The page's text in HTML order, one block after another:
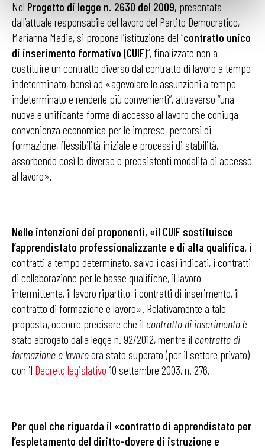
Nel Progetto di legge n. 2630 del 2009, presentata
dall’attuale responsabile del lavoro del Partito Democratico,
Marianna Madia, si propone l’istituzione del “contratto unico
di inserimento formativo (CUIF)”, finalizzato non a
costituire un contratto diverso dal contratto di lavoro a tempo
indeterminato, bensì ad «agevolare le assunzioni a tempo
indeterminato e renderle più convenienti”, attraverso “una
nuova e unificante forma di accesso al lavoro che coniuga
convenienza economica per le imprese, percorsi di
formazione, flessibilità iniziale e processi di stabilità,
assorbendo così le diverse e preesistenti modalità di accesso
al lavoro».
Nelle intenzioni dei proponenti, «il CUIF sostituisce
l’apprendistato professionalizzante e di alta qualifica, i
contratti a tempo determinato, salvo i casi indicati, i contratti
di collaborazione per le basse qualifiche, il lavoro
intermittente, il lavoro ripartito, i contratti di inserimento, il
contratto di formazione e lavoro». Relativamente a tale
proposta, occorre precisare che il contratto di inserimentoè
stato abrogato dalla legge n. 92/2012, mentre il contratto di
formazione e lavoroera stato superato (per il settore privato)
con il Decreto legislativo 10 settembre 2003, n. 276.
Per quel che riguarda il «contratto di apprendistato per
l’espletamento del diritto-dovere di istruzione e